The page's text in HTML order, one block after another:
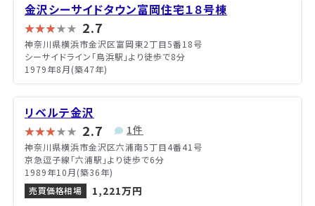
金沢シーサイドタウン富岡住宅１８号棟
2.7
神奈川県横浜市金沢区富岡東2丁目5番18号
シーサイドライン「鳥浜駅」より徒歩で8分
1979年8月(築47年)
リベルテ金沢
2.7 1件
神奈川県横浜市金沢区六浦南5丁目4番41号
京急逗子線「六浦駅」より徒歩で6分
1989年10月(築36年)
売買価格相場
1,221万円